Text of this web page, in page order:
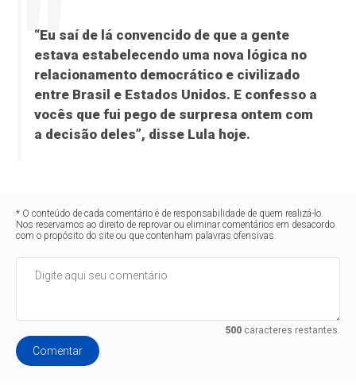
“Eu saí de lá convencido de que a gente
estava estabelecendo uma nova lógica no
relacionamento democrático e civilizado
entre Brasil e Estados Unidos. E confesso a
vocês que fui pego de surpresa ontem com
a decisão deles”, disse Lula hoje.
* O conteúdo de cada comentário é de responsabilidade de quem realizá-lo.
Nos reservamos ao direito de reprovar ou eliminar comentários em desacordo
com o propósito do site ou que contenham palavras ofensivas.
500caracteres restantes.
Comentar